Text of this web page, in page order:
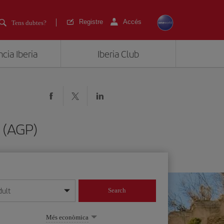
Tens dubtes? Registre Accés
Iberia Iberia Club
mes/any
Search
Més econòmica